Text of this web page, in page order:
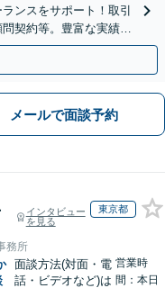
ンスをサポート！取引
契約等。豊富な実績を
相談無料】
メールで面談予約
インタビュー
を見る
東京都
務所
面談方法(対面・電
話・ビデオなど)は
営業時
間：本日